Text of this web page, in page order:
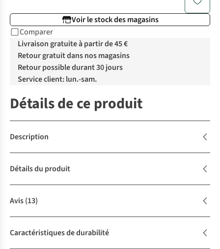
Voir le stock des magasins
Comparer
Livraison gratuite à partir de 45 €
Retour gratuit dans nos magasins
Retour possible durant 30 jours
Service client: lun.-sam.
Détails de ce produit
Description
Détails du produit
Avis(13)
Caractéristiques de durabilité